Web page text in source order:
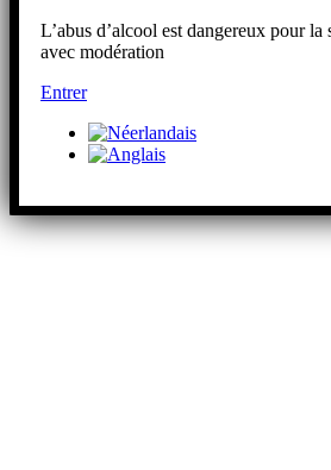
L’abus d’alcool est dangereux pour la
avec modération
Entrer